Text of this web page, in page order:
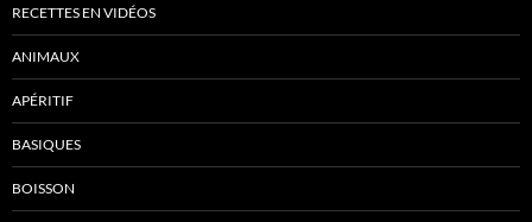
RECETTES EN VIDÉOS
ANIMAUX
APÉRITIF
BASIQUES
BOISSON